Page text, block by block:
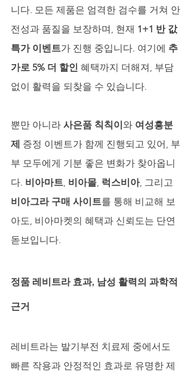
니다. 모든 제품은 엄격한 검수를 거쳐 안
전성과 품질을 보장하며, 현재 1+1 반 값
특가 이벤트가 진행 중입니다. 여기에 추
가로 5% 더 할인 혜택까지 더해져, 부담
없이 활력을 되찾을 수 있습니다.
뿐만 아니라 사은품 칙칙이와 여성흥분
제 증정 이벤트가 함께 진행되고 있어, 부
부 모두에게 기분 좋은 변화가 찾아옵니
다. 비아마트, 비아몰, 럭스비아, 그리고
비아그라 구매 사이트를 통해 비교해 보
아도, 비아마켓의 혜택과 신뢰도는 단연
돋보입니다.
정품 레비트라 효과, 남성 활력의 과학적
근거
레비트라는 발기부전 치료제 중에서도
빠른 작용과 안정적인 효과로 유명한 제